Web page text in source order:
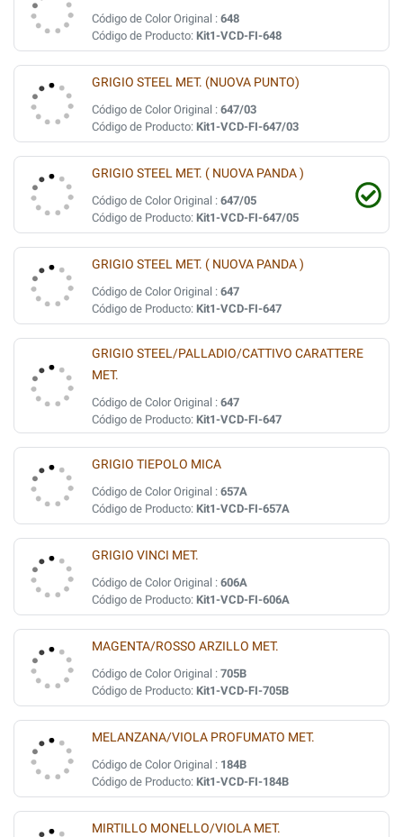
Código de Color Original : 648
Código de Producto: Kit1-VCD-FI-648
GRIGIO STEEL MET. (NUOVA PUNTO)
Código de Color Original : 647/03
Código de Producto: Kit1-VCD-FI-647/03
GRIGIO STEEL MET. ( NUOVA PANDA )
Código de Color Original : 647/05
Código de Producto: Kit1-VCD-FI-647/05
GRIGIO STEEL MET. ( NUOVA PANDA )
Código de Color Original : 647
Código de Producto: Kit1-VCD-FI-647
GRIGIO STEEL/PALLADIO/CATTIVO CARATTERE
MET.
Código de Color Original : 647
Código de Producto: Kit1-VCD-FI-647
GRIGIO TIEPOLO MICA
Código de Color Original : 657A
Código de Producto: Kit1-VCD-FI-657A
GRIGIO VINCI MET.
Código de Color Original : 606A
Código de Producto: Kit1-VCD-FI-606A
MAGENTA/ROSSO ARZILLO MET.
Código de Color Original : 705B
Código de Producto: Kit1-VCD-FI-705B
MELANZANA/VIOLA PROFUMATO MET.
Código de Color Original : 184B
Código de Producto: Kit1-VCD-FI-184B
MIRTILLO MONELLO/VIOLA MET.